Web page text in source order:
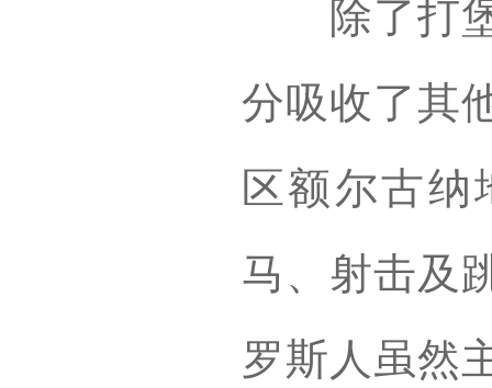
除了打堡
分吸收了其
区额尔古纳
马、射击及
罗斯人虽然